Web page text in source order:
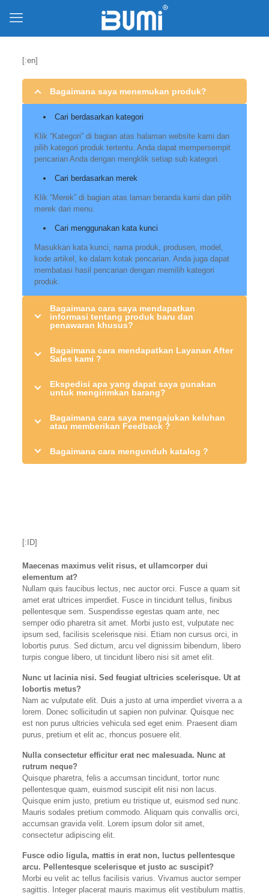
[:en]
Bagaimana saya menemukan produk?
Cari berdasarkan kategori
Klik “Kategori” di bagian atas halaman website kami dan
pilih kategori produk tertentu. Anda dapat mempersempit
pencarian Anda dengan mengklik setiap sub kategori.
Cari berdasarkan merek
Klik “Merek” di bagian atas laman beranda kami dan pilih
merek dari menu.
Cari menggunakan kata kunci
Masukkan kata kunci, nama produk, produsen, model,
kode artikel, ke dalam kotak pencarian. Anda juga dapat
membatasi hasil pencarian dengan memilih kategori
produk.
Bagaimana cara saya mendapatkan
informasi tentang produk baru dan
penawaran khusus?
Bagaimana cara mendapatkan Layanan After
Sales kami ?
Ekspedisi apa yang dapat saya gunakan
untuk mengirimkan barang?
Bagaimana cara saya mengajukan keluhan
atau memberikan Feedback ?
Bagaimana cara mengunduh katalog ?
[:ID]
Maecenas maximus velit risus, et ullamcorper dui
elementum at?
Nullam quis faucibus lectus, nec auctor orci. Fusce a quam sit
amet erat ultrices imperdiet. Fusce in tincidunt tellus, finibus
pellentesque sem. Suspendisse egestas quam ante, nec
semper odio pharetra sit amet. Morbi justo est, vulputate nec
ipsum sed, facilisis scelerisque nisi. Etiam non cursus orci, in
lobortis purus. Sed dictum, arcu vel dignissim bibendum, libero
turpis congue libero, ut tincidunt libero nisi sit amet elit.
Nunc ut lacinia nisi. Sed feugiat ultricies scelerisque. Ut at
lobortis metus?
Nam ac vulputate elit. Duis a justo at urna imperdiet viverra a a
lorem. Donec sollicitudin ut sapien non pulvinar. Quisque nec
est non purus ultricies vehicula sed eget enim. Praesent diam
purus, pretium et elit ac, rhoncus posuere elit.
Nulla consectetur efficitur erat nec malesuada. Nunc at
rutrum neque?
Quisque pharetra, felis a accumsan tincidunt, tortor nunc
pellentesque quam, euismod suscipit elit nisi non lacus.
Quisque enim justo, pretium eu tristique ut, euismod sed nunc.
Mauris sodales pretium commodo. Aliquam quis convallis orci,
accumsan gravida velit. Lorem ipsum dolor sit amet,
consectetur adipiscing elit.
Fusce odio ligula, mattis in erat non, luctus pellentesque
arcu. Pellentesque scelerisque et justo ac suscipit?
Morbi eu velit ac tellus facilisis varius. Vivamus auctor semper
sagittis. Integer placerat mauris maximus elit vestibulum mattis.